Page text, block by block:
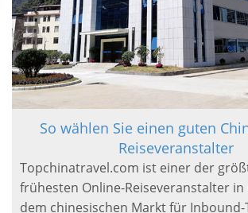
So wählen Sie einen guten
Reiseveranstalter
Topchinatravel.com ist einer der
frühesten Online-Reiseveranstalter in
dem chinesischen Markt für